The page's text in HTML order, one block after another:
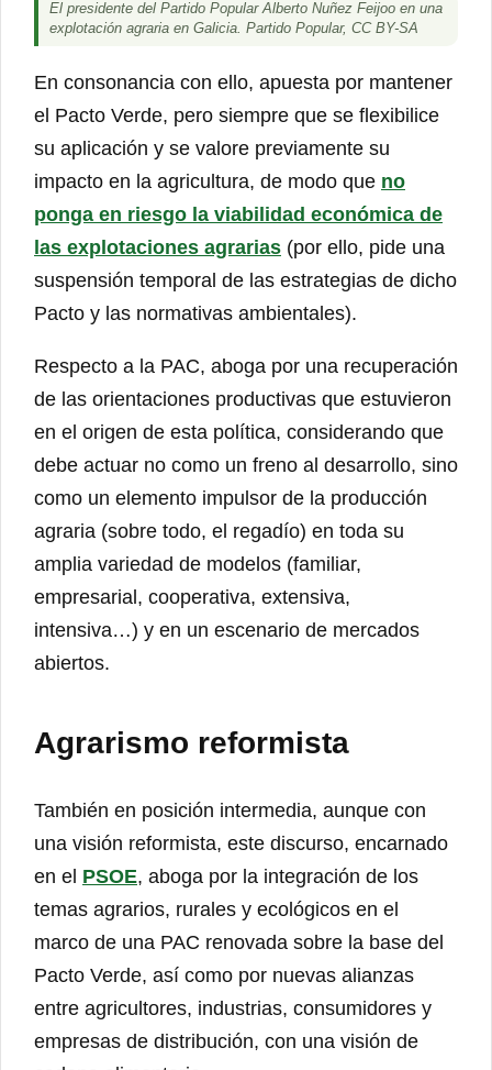
El presidente del Partido Popular Alberto Nuñez Feijoo en una
explotación agraria en Galicia. Partido Popular, CC BY-SA
En consonancia con ello, apuesta por mantener
el Pacto Verde, pero siempre que se flexibilice
su aplicación y se valore previamente su
impacto en la agricultura, de modo que no
ponga en riesgo la viabilidad económica de
las explotaciones agrarias (por ello, pide una
suspensión temporal de las estrategias de dicho
Pacto y las normativas ambientales).
Respecto a la PAC, aboga por una recuperación
de las orientaciones productivas que estuvieron
en el origen de esta política, considerando que
debe actuar no como un freno al desarrollo, sino
como un elemento impulsor de la producción
agraria (sobre todo, el regadío) en toda su
amplia variedad de modelos (familiar,
empresarial, cooperativa, extensiva,
intensiva…) y en un escenario de mercados
abiertos.
Agrarismo reformista
También en posición intermedia, aunque con
una visión reformista, este discurso, encarnado
en el PSOE, aboga por la integración de los
temas agrarios, rurales y ecológicos en el
marco de una PAC renovada sobre la base del
Pacto Verde, así como por nuevas alianzas
entre agricultores, industrias, consumidores y
empresas de distribución, con una visión de